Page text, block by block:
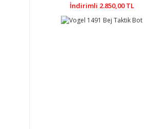
İndirimli 2.850,00 TL